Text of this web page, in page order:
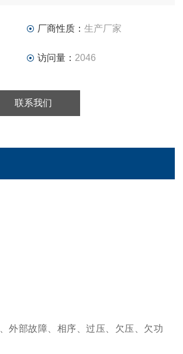
厂商性质： 生产厂家
访问量： 2046
联系我们
外部故障、相序、过压、欠压、欠功